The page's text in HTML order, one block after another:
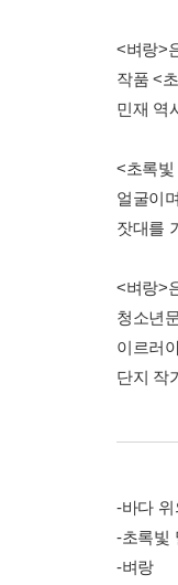
<벼랑>
작품 <
민재 역
<초록빛
얼굴이
잣대를
<벼랑>
청소년
이르러
단지 작
-바다 위
-초록빛
-벼랑